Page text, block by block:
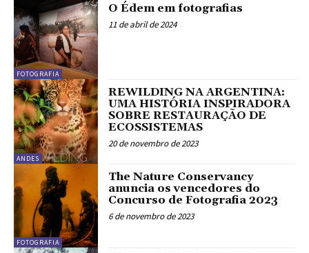
FOTOGRAFIA
O Édem em fotografias
11 de abril de 2024
ANDES
REWILDING NA ARGENTINA:
UMA HISTÓRIA INSPIRADORA
SOBRE RESTAURAÇÃO DE
ECOSSISTEMAS
20 de novembro de 2023
FOTOGRAFIA
The Nature Conservancy
anuncia os vencedores do
Concurso de Fotografia 2023
6 de novembro de 2023